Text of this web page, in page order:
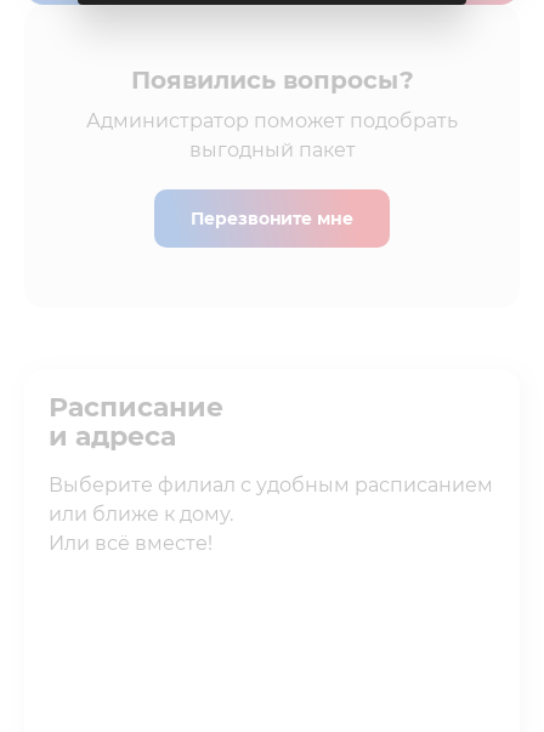
Появились вопросы?
Администратор поможет подобрать
выгодный пакет
Перезвоните мне
Расписание
и адреса
Выберите филиал с удобным расписанием
или ближе к дому.
Или всё вместе!